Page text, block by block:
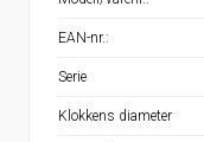
EAN-nr.:
Serie
Klokkens diameter